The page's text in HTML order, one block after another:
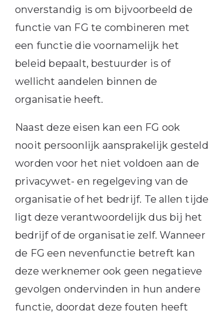
onverstandig is om bijvoorbeeld de
functie van FG te combineren met
een functie die voornamelijk het
beleid bepaalt, bestuurder is of
wellicht aandelen binnen de
organisatie heeft.
Naast deze eisen kan een FG ook
nooit persoonlijk aansprakelijk gesteld
worden voor het niet voldoen aan de
privacywet- en regelgeving van de
organisatie of het bedrijf. Te allen tijde
ligt deze verantwoordelijk dus bij het
bedrijf of de organisatie zelf. Wanneer
de FG een nevenfunctie betreft kan
deze werknemer ook geen negatieve
gevolgen ondervinden in hun andere
functie, doordat deze fouten heeft